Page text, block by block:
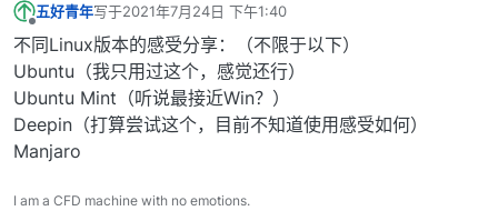
五好青年写于2021年7月24日 下午1:40
最后由 编辑
不同Linux版本的感受分享：（不限于以下）
Ubuntu（我只用过这个，感觉还行）
Ubuntu Mint（听说最接近Win？）
Deepin（打算尝试这个，目前不知道使用感受如何）
Manjaro
I am a CFD machine with no emotions.